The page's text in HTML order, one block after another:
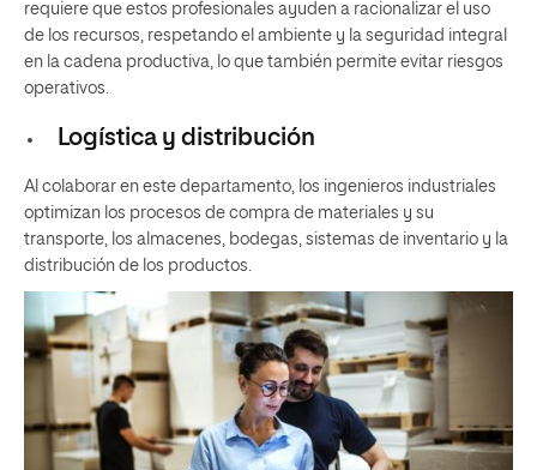
requiere que estos profesionales ayuden a racionalizar el uso
de los recursos, respetando el ambiente y la seguridad integral
en la cadena productiva, lo que también permite evitar riesgos
operativos.
Logística y distribución
Al colaborar en este departamento, los ingenieros industriales
optimizan los procesos de compra de materiales y su
transporte, los almacenes, bodegas, sistemas de inventario y la
distribución de los productos.